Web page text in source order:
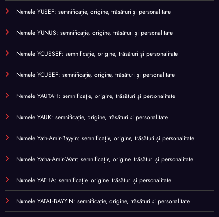
Numele YUSEF: semnificație, origine, trăsături și personalitate
Numele YUNUS: semnificație, origine, trăsături și personalitate
Numele YOUSSEF: semnificație, origine, trăsături și personalitate
Numele YOUSEF: semnificație, origine, trăsături și personalitate
Numele YAUTAH: semnificație, origine, trăsături și personalitate
Numele YAUK: semnificație, origine, trăsături și personalitate
Numele Yath-Amir-Bayyin: semnificație, origine, trăsături și personalitate
Numele Yatha-Amir-Watr: semnificație, origine, trăsături și personalitate
Numele YATHA: semnificație, origine, trăsături și personalitate
Numele YATAL-BAYYIN: semnificație, origine, trăsături și personalitate